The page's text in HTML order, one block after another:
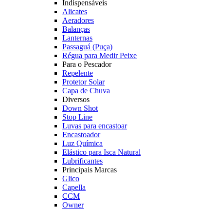
Indispensáveis
Alicates
Aeradores
Balanças
Lanternas
Passaguá (Puça)
Régua para Medir Peixe
Para o Pescador
Repelente
Protetor Solar
Capa de Chuva
Diversos
Down Shot
Stop Line
Luvas para encastoar
Encastoador
Luz Química
Elástico para Isca Natural
Lubrificantes
Principais Marcas
Glico
Capella
CCM
Owner